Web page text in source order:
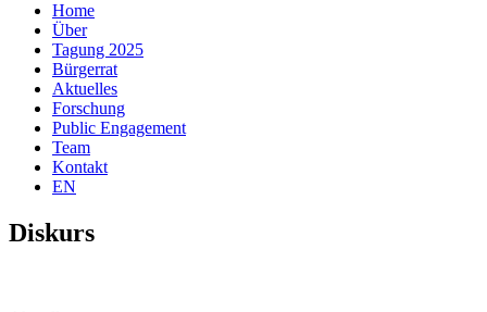
Home
Über
Tagung 2025
Bürgerrat
Aktuelles
Forschung
Public Engagement
Team
Kontakt
EN
Diskurs